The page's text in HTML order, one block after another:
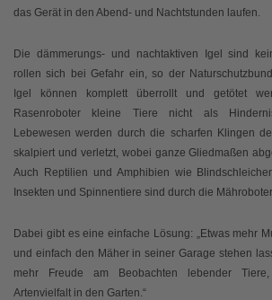
das Gerät in den Abend- und Nachtstunden laufen.
Die dämmerungs- und nachtaktiven Igel sind
rollen sich bei Gefahr ein, so der
Igel können komplett überrollt und getötet
Rasenroboter kleine Tiere nicht als
Lebewesen werden durch die scharfen Klingen
skalpiert und verletzt, wobei ganze Gliedmaßen
Auch Reptilien und Amphibien wie
Insekten und Spinnentiere sind durch die
Dabei gibt es eine einfache Lösung: „Etwas mehr
und einfach den Mäher in seiner Garage stehen
mehr Freude am Beobachten lebender
Artenvielfalt in den Garten.“